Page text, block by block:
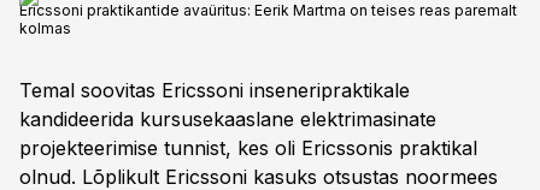
Ericssoni praktikantide avaüritus: Eerik Martma on teises reas paremalt
kolmas
Temal soovitas Ericssoni inseneripraktikale
kandideerida kursusekaaslane elektrimasinate
projekteerimise tunnist, kes oli Ericssonis praktikal
olnud. Lõplikult Ericssoni kasuks otsustas noormees